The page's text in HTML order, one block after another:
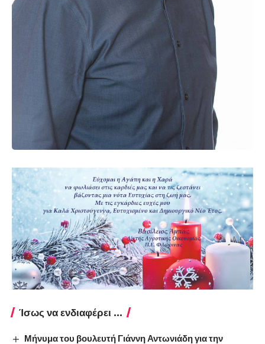
Ίσως να ενδιαφέρει ...
Μήνυμα του βουλευτή Γιάννη Αντωνιάδη για την